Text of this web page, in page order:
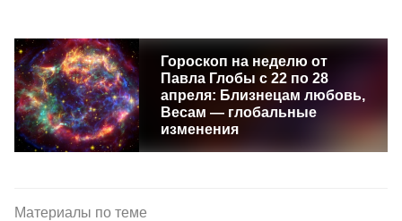
Гороскоп на неделю от
Павла Глобы с 22 по 28
апреля: Близнецам любовь,
Весам — глобальные
изменения
Материалы по теме